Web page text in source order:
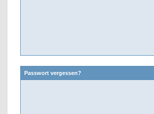
Passwort vergessen?